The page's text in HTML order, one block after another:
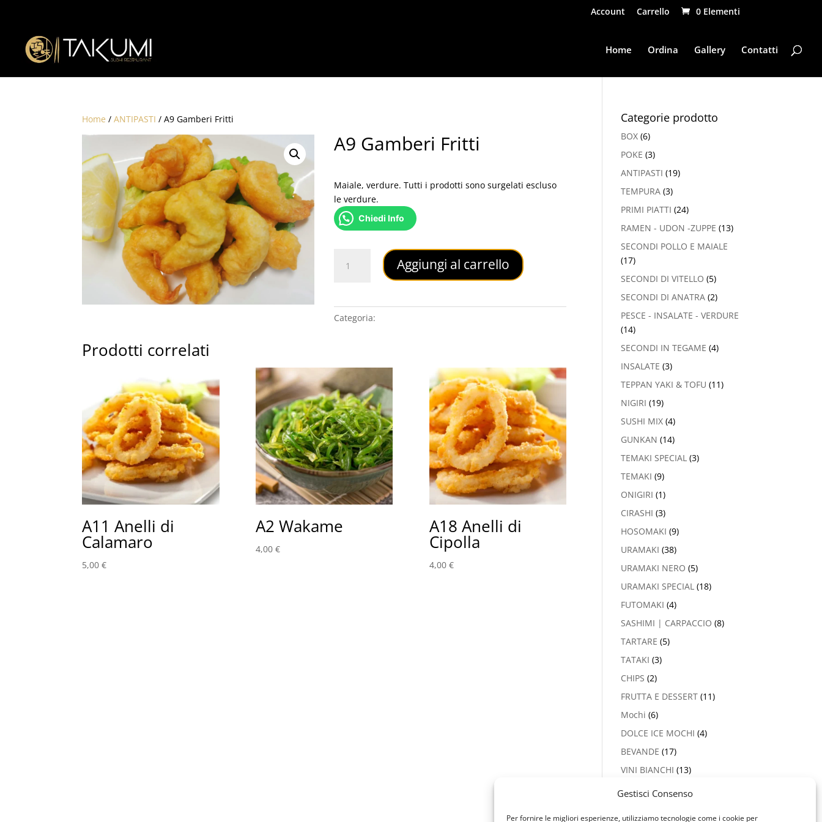
Gestisci Consenso
Per fornire le migliori esperienze, utilizziamo tecnologie come i cookie per
Account Carrello 0 Elementi
Home Ordina Gallery Contatti
Home /ANTIPASTI / A9 Gamberi Fritti
A9 Gamberi Fritti
Maiale, verdure. Tutti i prodotti sono surgelati escluso
le verdure.
Chiedi Info
Gamberi
Aggiungi al carrello
Categoria:
Prodotti correlati
A11 Anelli di
Calamaro
5,00€
A2 Wakame
4,00 €
A18 Anelli di
Cipolla
4,00 €
Categorie prodotto
BOX (6)
POKE (3)
ANTIPASTI (19)
TEMPURA (3)
PRIMI PIATTI (24)
RAMEN - UDON -ZUPPE (13)
SECONDI POLLO E MAIALE
(17)
SECONDI DI VITELLO (5)
SECONDI DI ANATRA (2)
PESCE - INSALATE - VERDURE
(14)
SECONDI IN TEGAME (4)
INSALATE (3)
TEPPAN YAKI & TOFU (11)
NIGIRI (19)
SUSHI MIX (4)
GUNKAN (14)
TEMAKI SPECIAL (3)
TEMAKI (9)
ONIGIRI (1)
CIRASHI (3)
HOSOMAKI (9)
URAMAKI (38)
URAMAKI NERO (5)
URAMAKI SPECIAL (18)
FUTOMAKI (4)
SASHIMI | CARPACCIO (8)
TARTARE (5)
TATAKI (3)
CHIPS (2)
FRUTTA E DESSERT (11)
Mochi (6)
DOLCE ICE MOCHI (4)
BEVANDE (17)
VINI BIANCHI (13)
PROSECCO & CHAMPAGNE